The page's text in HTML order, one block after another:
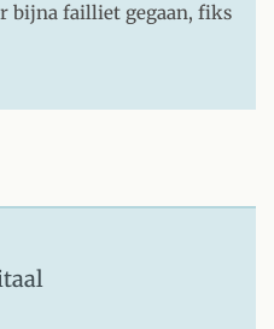
bijna failliet gegaan, fiks